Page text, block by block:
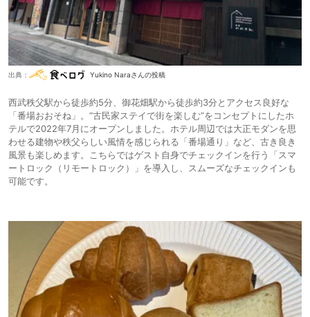
出典： Yukino Naraさんの投稿
西武秩父駅から徒歩約5分、御花畑駅から徒歩約3分とアクセス良好な
「番場おおそね」。“古民家ステイで街を楽しむ”をコンセプトにしたホ
テルで2022年7月にオープンしました。ホテル周辺では大正モダンを思
わせる建物や秩父らしい風情を感じられる「番場通り」など、古き良き
風景も楽しめます。こちらではゲスト自身でチェックインを行う「スマ
ートロック（リモートロック）」を導入し、スムーズなチェックインも
可能です。